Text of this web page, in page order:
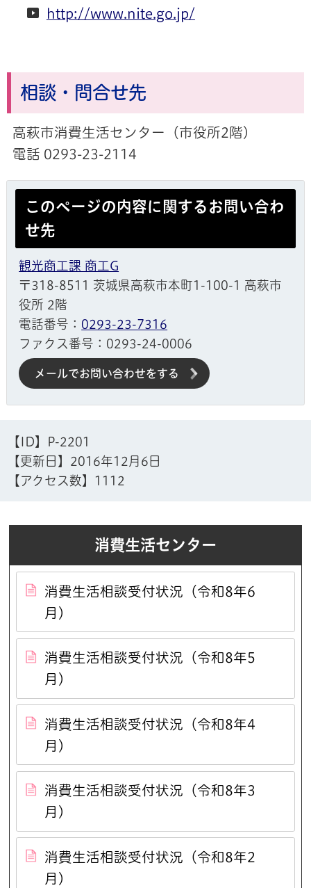
http://www.nite.go.jp/
相談・問合せ先
高萩市消費生活センター（市役所2階）
電話 0293-23-2114
このページの内容に関するお問い合わ
せ先
観光商工課 商工G
〒318-8511 茨城県高萩市本町1-100-1 高萩市
役所 2階
電話番号： 0293-23-7316
ファクス番号：0293-24-0006
メールでお問い合わせをする
【ID】
P-2201
【更新日】 2016年12月6日
【アクセス数】
1112
消費生活センター
消費生活相談受付状況（令和8年6
月）
消費生活相談受付状況（令和8年5
月）
消費生活相談受付状況（令和8年4
月）
消費生活相談受付状況（令和8年3
月）
消費生活相談受付状況（令和8年2
月）